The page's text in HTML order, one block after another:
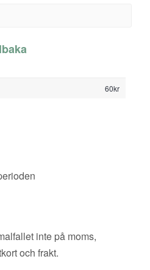
60kr
inte på moms,
och frakt.